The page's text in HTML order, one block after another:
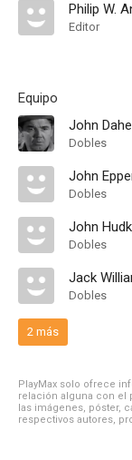
Philip W.
Editor
Equipo
John
Dobles
John
Dobles
John
Dobles
Jack
Dobles
2 más
PlayMax solo ofrece
relación alguna con el
las imágenes, póster,
respectivos autores,